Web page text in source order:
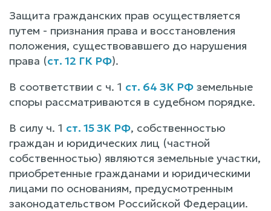
Защита гражданских прав осуществляется
путем - признания права и восстановления
положения, существовавшего до нарушения
права (ст. 12 ГК РФ).
В соответствии с ч. 1 ст. 64 ЗК РФ земельные
споры рассматриваются в судебном порядке.
В силу ч. 1 ст. 15 ЗК РФ, собственностью
граждан и юридических лиц (частной
собственностью) являются земельные участки,
приобретенные гражданами и юридическими
лицами по основаниям, предусмотренным
законодательством Российской Федерации.